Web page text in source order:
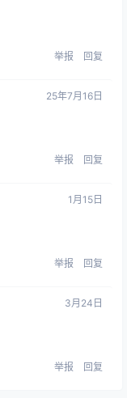
举报 回复
25年7月16日
举报 回复
1月15日
举报 回复
3月24日
举报 回复